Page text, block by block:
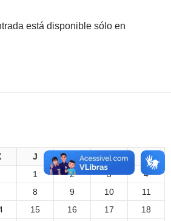
está disponible sólo en
J S
D
1
2 3
4
8 9 10
11
15 16 17
18